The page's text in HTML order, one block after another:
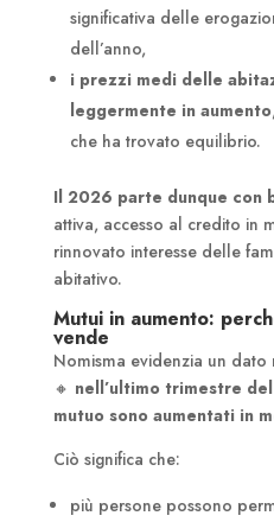
significativa delle
dell’anno,
i prezzi medi delle
leggermente in aumento
che ha trovato equilibrio.
Il 2026 parte dunque con
attiva, accesso al credito in
rinnovato interesse delle
abitativo.
Mutui in aumento:
vende
Nomisma evidenzia un
🔸 nell’ultimo trimestre
mutuo sono aumentati in
Ciò significa che:
più persone possono